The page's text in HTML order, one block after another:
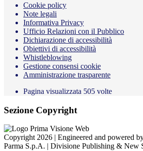
Cookie policy
Note legali
Informativa Privacy
Ufficio Relazioni con il Pubblico
Dichiarazione di accessibilità
Obiettivi di accessibilità
Whistleblowing
Gestione consensi cookie
Amministrazione trasparente
Pagina visualizzata 505 volte
Sezione Copyright
Copyright 2026 | Engineered and powered
Parma S.p.A. | Divisione Publishing & New